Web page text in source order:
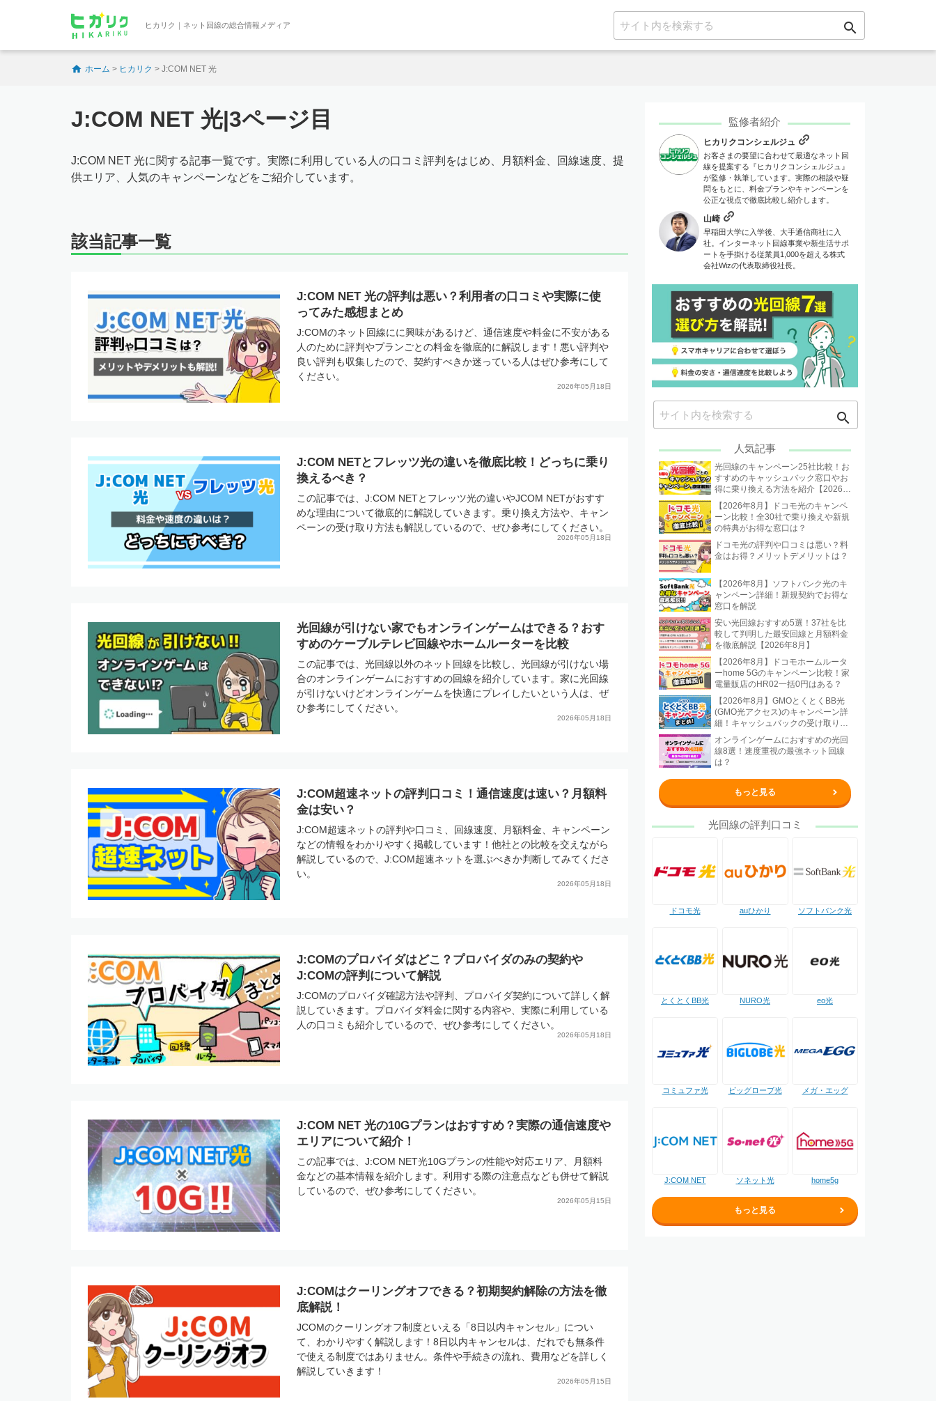
ヒカリク｜ネット回線の総合情報メディア search
ホーム > ヒカリク > J:COM NET 光
J:COM NET 光|3ページ目
J:COM NET 光に関する記事一覧です。実際に利用している人の口コミ評判をはじめ、月額料金、回線速度、提
供エリア、人気のキャンペーンなどをご紹介しています。
該当記事一覧
J:COM NET 光の評判は悪い？利用者の口コミや実際に使
ってみた感想まとめ
J:COMのネット回線にに興味があるけど、通信速度や料金に不安がある
人のために評判やプランごとの料金を徹底的に解説します！悪い評判や
良い評判も収集したので、契約すべきか迷っている人はぜひ参考にして
ください。
2026年05月18日
J:COM NETとフレッツ光の違いを徹底比較！どっちに乗り
換えるべき？
この記事では、J:COM NETとフレッツ光の違いやJCOM NETがおすす
めな理由について徹底的に解説していきます。乗り換え方法や、キャン
ペーンの受け取り方法も解説しているので、ぜひ参考にしてください。
2026年05月18日
光回線が引けない家でもオンラインゲームはできる？おす
すめのケーブルテレビ回線やホームルーターを比較
この記事では、光回線以外のネット回線を比較し、光回線が引けない場
合のオンラインゲームにおすすめの回線を紹介しています。家に光回線
が引けないけどオンラインゲームを快適にプレイしたいという人は、ぜ
ひ参考にしてください。
2026年05月18日
J:COM超速ネットの評判口コミ！通信速度は速い？月額料
金は安い？
J:COM超速ネットの評判や口コミ、回線速度、月額料金、キャンペーン
などの情報をわかりやすく掲載しています！他社との比較を交えながら
解説しているので、J:COM超速ネットを選ぶべきか判断してみてくださ
い。
2026年05月18日
J:COMのプロバイダはどこ？プロバイダのみの契約や
J:COMの評判について解説
J:COMのプロバイダ確認方法や評判、プロバイダ契約について詳しく解
説していきます。プロバイダ料金に関する内容や、実際に利用している
人の口コミも紹介しているので、ぜひ参考にしてください。
2026年05月18日
J:COM NET 光の10Gプランはおすすめ？実際の通信速度や
エリアについて紹介！
この記事では、J:COM NET光10Gプランの性能や対応エリア、月額料
金などの基本情報を紹介します。利用する際の注意点なども併せて解説
しているので、ぜひ参考にしてください。
2026年05月15日
J:COMはクーリングオフできる？初期契約解除の方法を徹
底解説！
JCOMのクーリングオフ制度といえる「8日以内キャンセル」につい
て、わかりやすく解説します！8日以内キャンセルは、だれでも無条件
で使える制度ではありません。条件や手続きの流れ、費用などを詳しく
解説していきます！
2026年05月15日
監修者紹介
ヒカリクコンシェルジュ
お客さまの要望に合わせて最適なネット回
線を提案する『ヒカリクコンシェルジュ』
が監修・執筆しています。実際の相談や疑
問をもとに、料金プランやキャンペーンを
公正な視点で徹底比較し紹介します。
山崎
早稲田大学に入学後、大手通信商社に入
社。インターネット回線事業や新生活サポ
ートを手掛ける従業員1,000を超える株式
会社Wizの代表取締役社長。
search
人気記事
光回線のキャンペーン25社比較！お
すすめのキャッシュバック窓口やお
得に乗り換える方法を紹介【2026年
8月】
【2026年8月】ドコモ光のキャンペ
ーン比較！全30社で乗り換えや新規
の特典がお得な窓口は？
ドコモ光の評判や口コミは悪い？料
金はお得？メリットデメリットは？
【2026年8月】ソフトバンク光のキ
ャンペーン詳細！新規契約でお得な
窓口を解説
安い光回線おすすめ5選！37社を比
較して判明した最安回線と月額料金
を徹底解説【2026年8月】
【2026年8月】ドコモホームルータ
ーhome 5Gのキャンペーン比較！家
電量販店のHR02一括0円はある？
【2026年8月】GMOとくとくBB光
(GMO光アクセス)のキャンペーン詳
細！キャッシュバックの受け取り方
法も解説
オンラインゲームにおすすめの光回
線8選！速度重視の最強ネット回線
は？
もっと見る
光回線の評判口コミ
ドコモ光 auひかり ソフトバンク光
とくとくBB光 NURO光 eo光
コミュファ光 ビッグローブ光 メガ・エッグ
J:COM NET ソネット光 home5g
もっと見る